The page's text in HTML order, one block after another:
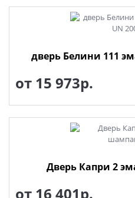
дверь Белини 111
от 15 973р.
Дверь Капри 2
от 16 401р.